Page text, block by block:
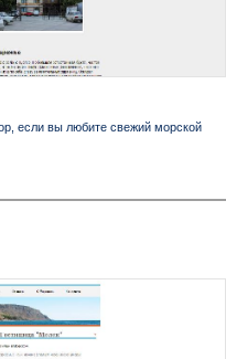
если вы любите свежий морской